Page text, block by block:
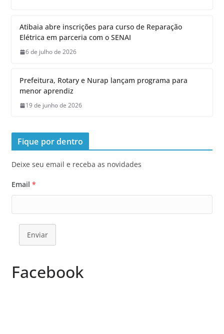
Atibaia abre inscrições para curso de Reparação
Elétrica em parceria com o SENAI
6 de julho de 2026
Prefeitura, Rotary e Nurap lançam programa para
menor aprendiz
19 de junho de 2026
Fique por dentro
Deixe seu email e receba as novidades
Email *
Enviar
Facebook